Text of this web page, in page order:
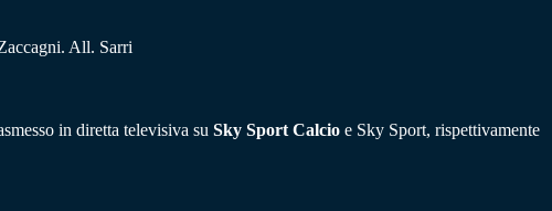
All. Sarri
in diretta televisiva su Sky Sport Calcio e Sky Sport, rispettivamente